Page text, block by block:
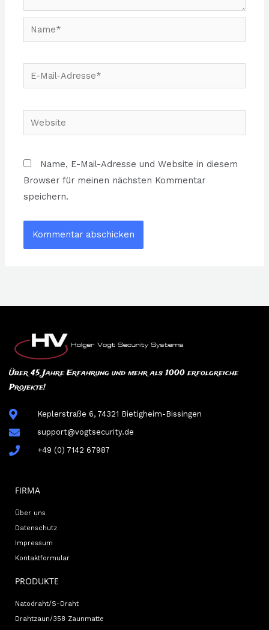
Name*
E-
Mail-
Website
Name, E-Mail-Adresse und Website in diesem
Browser für meinen nächsten Kommentar
speichern.
Über 45 Jahre Erfahrung und mehr als 1000 erfolgreiche
Projekte!
Keplerstraße 6, 74321 Bietigheim-Bissingen
support@vogtsecurity.de
+49 (0) 7142 67987
FIRMA
Über uns
Datenschutz
Impressum
Kontaktformular
PRODUKTE
Natodraht/S-Draht
Drahtzaun/358 Zaunmatte